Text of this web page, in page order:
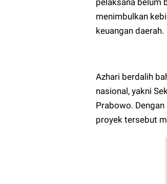
pelaksana belum
menimbulkan
keuangan daerah.
Azhari berdalih
nasional, yakni
Prabowo.
proyek tersebut